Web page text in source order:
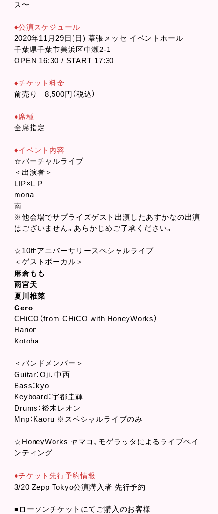
ス〜
♦︎公演スケジュール
2020年11月29日(日) 幕張メッセ イベントホール
千葉県千葉市美浜区中瀬2-1
OPEN 16:30 / START 17:30
♦︎チケット料金
前売り 8,500円（税込）
♦︎席種
全席指定
♦︎イベント内容
☆バーチャルライブ
＜出演者＞
LIP×LIP
mona
南
※他会場でサプライズゲスト出演したあすかなの出演
はございません。あらかじめご了承ください。
☆10thアニバーサリースペシャルライブ
＜ゲストボーカル＞
麻倉もも
雨宮天
夏川椎菜
Gero
CHiCO（from CHiCO with HoneyWorks）
Hanon
Kotoha
＜バンドメンバー＞
Guitar：Oji、中西
Bass：kyo
Keyboard：宇都圭輝
Drums：裕木レオン
Mnp：Kaoru ※スペシャルライブのみ
☆HoneyWorks ヤマコ、モゲラッタによるライブペイ
ンティング
♦︎チケット先行予約情報
3/20 Zepp Tokyo公演購入者 先行予約
■ローソンチケットにてご購入のお客様